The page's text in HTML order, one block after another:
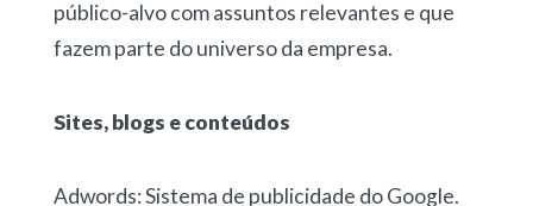
público-alvo com assuntos relevantes e que
fazem parte do universo da empresa.
Sites, blogs e conteúdos
Adwords: Sistema de publicidade do Google.